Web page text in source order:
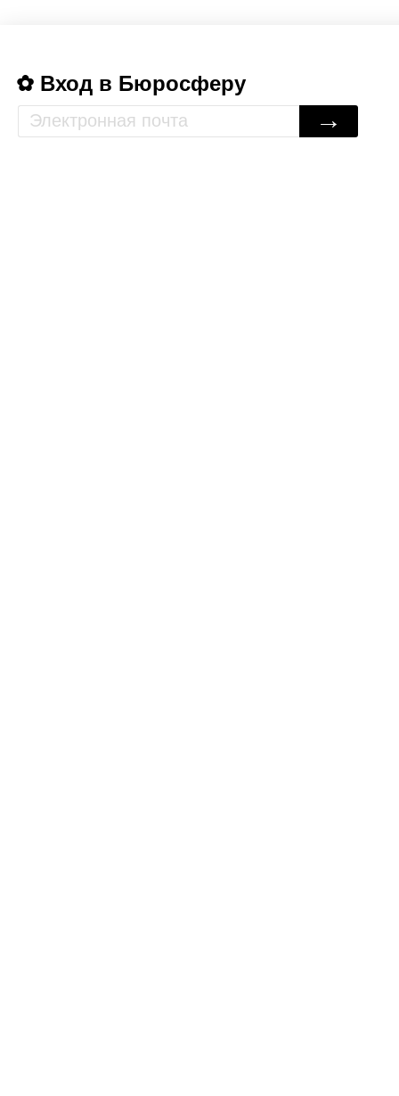
Вход в Бюросферу
→